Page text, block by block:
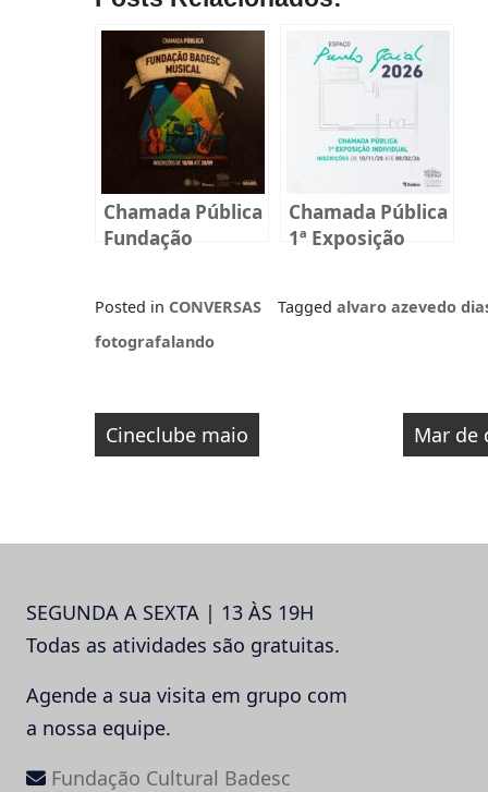
Chamada Pública
Fundação
Chamada Pública
1ª Exposição
Posted in CONVERSAS Tagged alvaro azevedo
fotografalando
Navegação
de
Cineclube maio Mar de
SEGUNDA A SEXTA | 13 ÀS 19H
Todas as atividades são gratuitas.
Agende a sua visita em grupo com
a nossa equipe.
Fundação Cultural Badesc